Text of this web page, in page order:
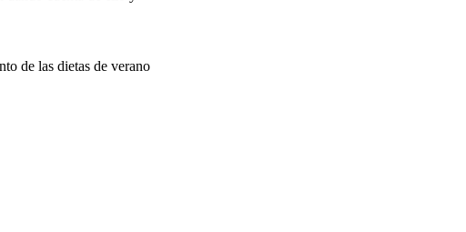
de las dietas de verano